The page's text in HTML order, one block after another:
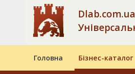
Dlab.com.ua
Головна Бізнес-каталог